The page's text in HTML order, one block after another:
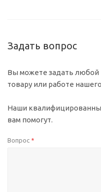
Задать вопрос
Вы можете задать любой
товару или работе
Наши
вам помогут.
Вопрос *